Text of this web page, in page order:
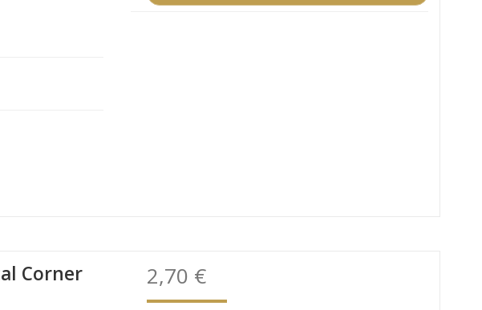
Corner
2,70 €